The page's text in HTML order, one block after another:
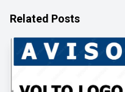
Related Posts